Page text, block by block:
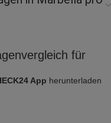
für
App herunterladen